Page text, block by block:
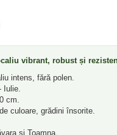
vibrant, robust și
intens, fără polen.
Iulie.
cm.
culoare, grădini însorite.
și Toamna.